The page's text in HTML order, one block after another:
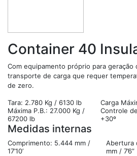
Container 40
Com equipamento próprio para geração
transporte de carga que requer
de zero.
Tara: 2.780 Kg / 6130 lb
Carga
Máxima P.B.: 27.000 Kg /
67200 lb
Controle
+30º
Medidas internas
Comprimento: 5.444 mm /
17’10’
Abertura
mm / 7’6”